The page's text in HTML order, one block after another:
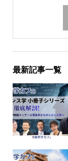
最新記事一覧